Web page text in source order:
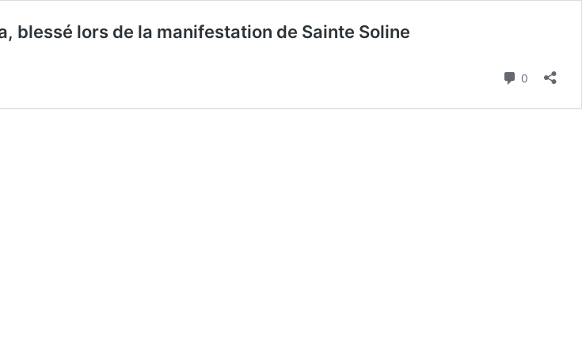
blessé lors de la manifestation de Sainte Soline
0